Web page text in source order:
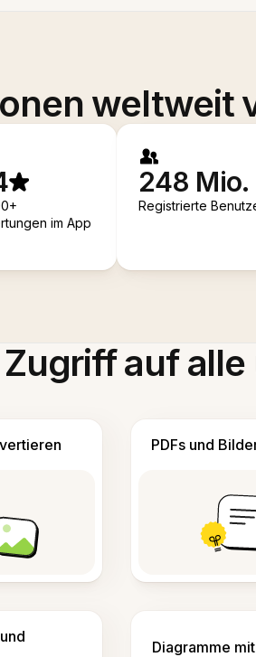
weltweit
im App
248 Mio.
Registrierte
auf alle
PDFs und
Diagramme